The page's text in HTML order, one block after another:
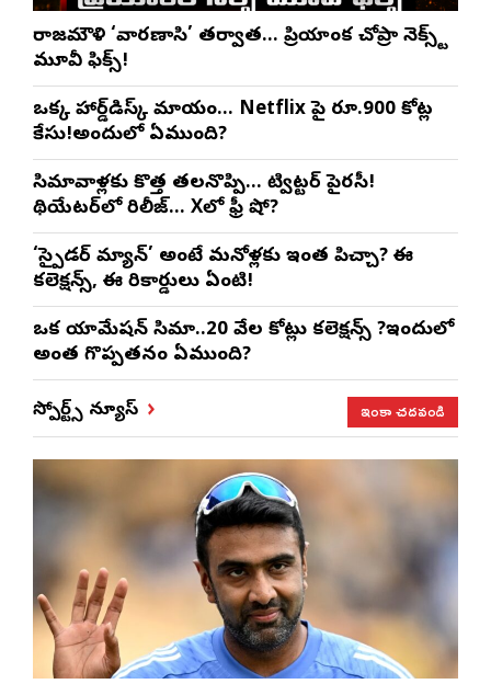
రాజమౌళి ‘వారణాసి’ తర్వాత… ప్రియాంక చోప్రా నెక్స్ట్
మూవీ ఫిక్స్!
ఒక్క హార్డ్‌డిస్క్ మాయం… Netflix పై రూ.900 కోట్ల
కేసు!అందులో ఏముంది?
సినిమావాళ్లకు కొత్త తలనొప్పి… ట్విట్టర్ పైరసీ!
థియేటర్‌లో రిలీజ్… Xలో ఫ్రీ షో?
‘స్పైడర్ మ్యాన్’ అంటే మనోళ్లకు ఇంత పిచ్చా? ఈ
కలెక్షన్స్, ఈ రికార్డులు ఏంటి!
ఒక యానిమేషన్ సినిమా..20 వేల కోట్లు కలెక్షన్స్ ?ఇందులో
అంత గొప్పతనం ఏముంది?
స్పోర్ట్స్ న్యూస్ ఇంకా చదవండి